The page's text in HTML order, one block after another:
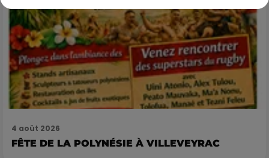
4 août 2026
FÊTE DE LA POLYNÉSIE À VILLEVEYRAC